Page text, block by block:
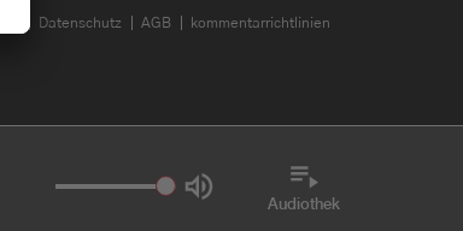
Datenschutz AGB kommentarrichtlinien
Audiothek